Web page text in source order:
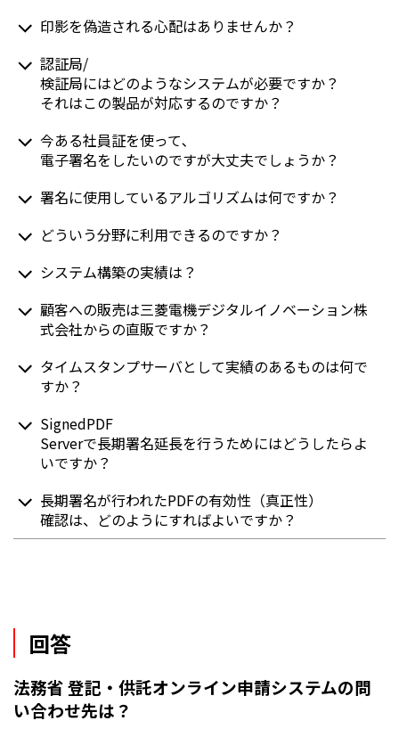
印影を偽造される心配はありませんか？
認証局/
検証局にはどのようなシステムが必要ですか？
それはこの製品が対応するのですか？
今ある社員証を使って､
電子署名をしたいのですが大丈夫でしょうか？
署名に使用しているアルゴリズムは何ですか？
どういう分野に利用できるのですか？
システム構築の実績は？
顧客への販売は三菱電機デジタルイノベーション株
式会社からの直販ですか？
タイムスタンプサーバとして実績のあるものは何で
すか？
SignedPDF
Serverで長期署名延長を行うためにはどうしたらよ
いですか？
長期署名が行われたPDFの有効性（真正性）
確認は、どのようにすればよいですか？
回答
法務省 登記・供託オンライン申請システムの問
い合わせ先は？